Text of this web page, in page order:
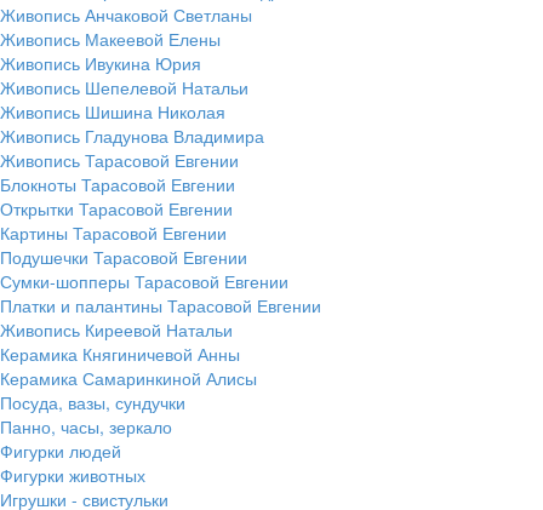
Живопись Анчаковой Светланы
Живопись Макеевой Елены
Живопись Ивукина Юрия
Живопись Шепелевой Натальи
Живопись Шишина Николая
Живопись Гладунова Владимира
Живопись Тарасовой Евгении
Блокноты Тарасовой Евгении
Открытки Тарасовой Евгении
Картины Тарасовой Евгении
Подушечки Тарасовой Евгении
Сумки-шопперы Тарасовой Евгении
Платки и палантины Тарасовой Евгении
Живопись Киреевой Натальи
Керамика Княгиничевой Анны
Керамика Самаринкиной Алисы
Посуда, вазы, сундучки
Панно, часы, зеркало
Фигурки людей
Фигурки животных
Игрушки - свистульки